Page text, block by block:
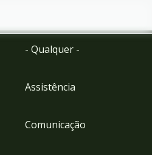
- Qualquer -
Assistência
Comunicação